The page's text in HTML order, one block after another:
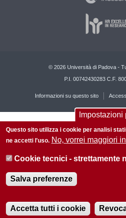
© 2026 Università di Padova -
P.I. 00742430283 C.F.
Informazioni su questo sito
Impostazioni
Questo sito utilizza i cookie per analisi
ne accetti l'uso. No, vorrei maggiori
Cookie tecnici - strettamente
Salva preferenze
Accetta tutti i cookie